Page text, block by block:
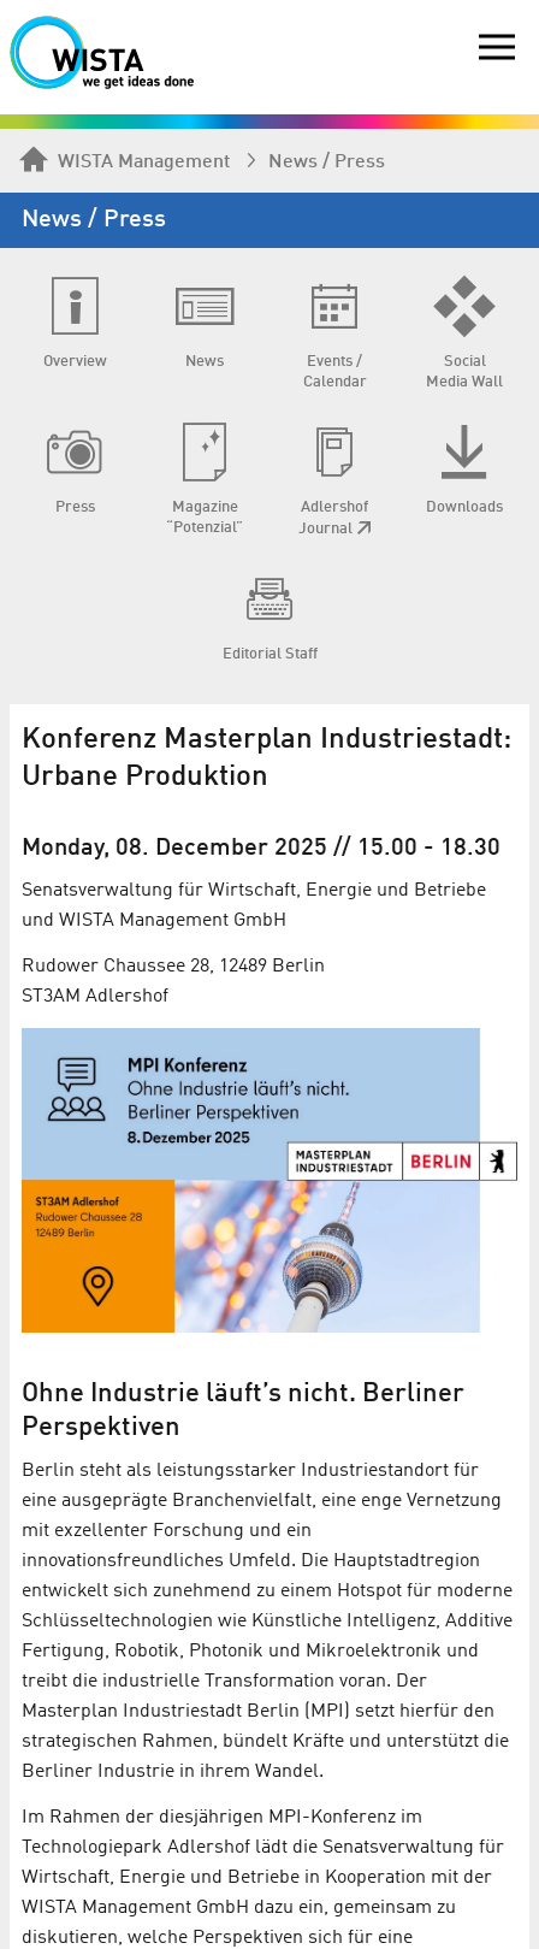
WISTA Management News / Press
News / Press
Overview News
Events /
Calendar
Social
Media Wall
Press
Magazine
“Potenzial”
Adlershof
Journal
Downloads
Editorial Staff
Konferenz Masterplan Industriestadt:
Urbane Produktion
Monday, 08. December 2025 // 15.00 - 18.30
Senatsverwaltung für Wirtschaft, Energie und Betriebe
und WISTA Management GmbH
Rudower Chaussee 28, 12489 Berlin
ST3AM Adlershof
Ohne Industrie läuft’s nicht. Berliner
Perspektiven
Berlin steht als leistungsstarker Industriestandort für
eine ausgeprägte Branchenvielfalt, eine enge Vernetzung
mit exzellenter Forschung und ein
innovationsfreundliches Umfeld. Die Hauptstadtregion
entwickelt sich zunehmend zu einem Hotspot für moderne
Schlüsseltechnologien wie Künstliche Intelligenz, Additive
Fertigung, Robotik, Photonik und Mikroelektronik und
treibt die industrielle Transformation voran. Der
Masterplan Industriestadt Berlin (MPI) setzt hierfür den
strategischen Rahmen, bündelt Kräfte und unterstützt die
Berliner Industrie in ihrem Wandel.
Im Rahmen der diesjährigen MPI-Konferenz im
Technologiepark Adlershof lädt die Senatsverwaltung für
Wirtschaft, Energie und Betriebe in Kooperation mit der
WISTA Management GmbH dazu ein, gemeinsam zu
diskutieren, welche Perspektiven sich für eine